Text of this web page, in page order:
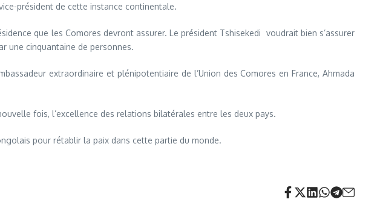
président de cette instance continentale.
que les Comores devront assurer. Le président Tshisekedi voudrait bien s’assurer
une cinquantaine de personnes.
extraordinaire et plénipotentiaire de l’Union des Comores en France, Ahmada
fois, l’excellence des relations bilatérales entre les deux pays.
pour rétablir la paix dans cette partie du monde.